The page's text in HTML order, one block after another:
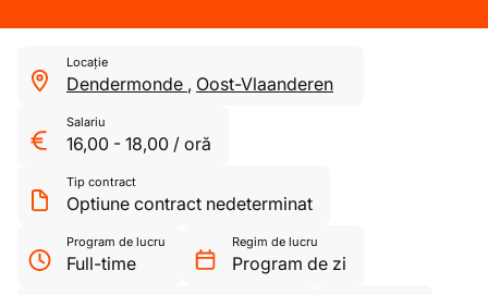
Locație
Dendermonde , Oost-Vlaanderen
Salariu
16,00 - 18,00 / oră
Tip contract
Optiune contract nedeterminat
Program de lucru
Full-time
Regim de lucru
Program de zi